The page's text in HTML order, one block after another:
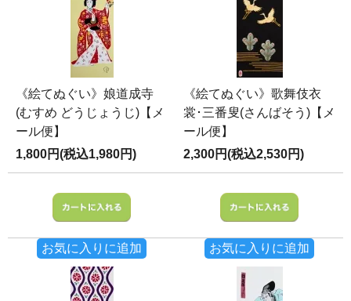
《絵てぬぐい》娘道成寺
(むすめ どうじょうじ)【メ
ール便】
1,800円(税込1,980円)
お気に入りに追加
《絵てぬぐい》歌舞伎衣
裳･三番叟(さんばそう)【メ
ール便】
2,300円(税込2,530円)
お気に入りに追加